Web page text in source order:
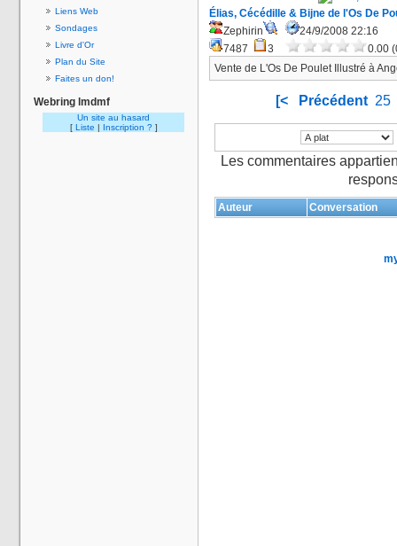
Liens Web
Sondages
Livre d'Or
Plan du Site
Faites un don!
Webring lmdmf
Un site au hasard
[ Liste | Inscription ? ]
Élias, Cécédille & Bijne de l'Os De
Zephirin
24/9/2008 22:16
7487
3
0.00
Vente de L'Os De Poulet Illustré à
[< Précédent 25
Les commentaires
Auteur Conversation